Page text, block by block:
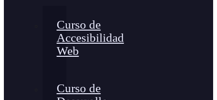
Curso de
Accesibilidad
Web
Curso de